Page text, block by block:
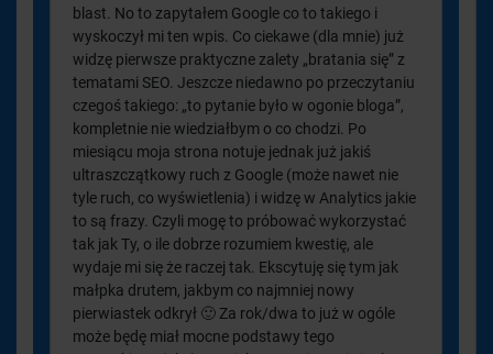
blast. No to zapytałem Google co to takiego i
wyskoczył mi ten wpis. Co ciekawe (dla mnie) już
widzę pierwsze praktyczne zalety „bratania się” z
tematami SEO. Jeszcze niedawno po przeczytaniu
czegoś takiego: „to pytanie było w ogonie bloga”,
kompletnie nie wiedziałbym o co chodzi. Po
miesiącu moja strona notuje jednak już jakiś
ultraszczątkowy ruch z Google (może nawet nie
tyle ruch, co wyświetlenia) i widzę w Analytics jakie
to są frazy. Czyli mogę to próbować wykorzystać
tak jak Ty, o ile dobrze rozumiem kwestię, ale
wydaje mi się że raczej tak. Ekscytuję się tym jak
małpka drutem, jakbym co najmniej nowy
pierwiastek odkrył 🙂 Za rok/dwa to już w ogóle
może będę miał mocne podstawy tego